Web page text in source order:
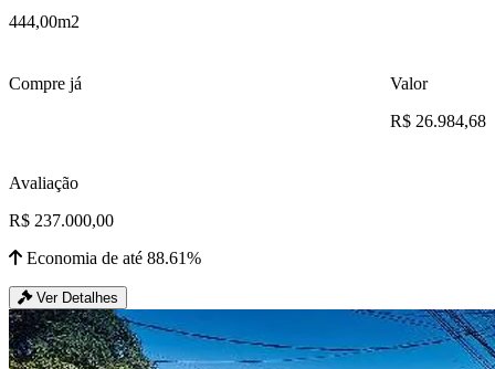
444,00m2
Compre já
Valor
R$ 26.984,68
Avaliação
R$ 237.000,00
Economia de até 88.61%
Ver Detalhes